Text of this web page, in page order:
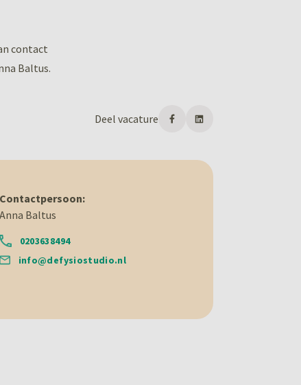
contact
Baltus.
Deel vacature
Contactpersoon:
Anna Baltus
0203638494
info@defysiostudio.nl